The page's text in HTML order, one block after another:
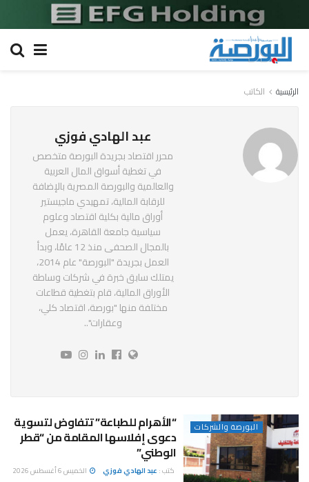
الرئيسية الكاتب
عبد الهادي فوزي
محرر اقتصاد بجريدة البورصة متخصص
في تغطية أسواق المال العربية
والعالمية والبورصة المصرية بالإضافة
للرقابة المالية، تمهيدي ماجيستير
أوراق مالية بكلية اقتصاد وعلوم
سياسية جامعة القاهرة، يعمل
بالمجال الصحفى منذ 12 عامًا، وبدأ
العمل بجريدة "البورصة" عام 2014،
يمتلك سابق خبرة في شركات وساطة
الأوراق المالية، قام بتغطية قطاعات
مختلفة منها "بورصة، اقتصاد كلي،
وعقارات"..
البورصة والشركات “الأهرام للطباعة” تتفاوض لتسوية
دعوى إفلاسها المقامة من “قطر
الوطني”
كتب : عبد الهادي فوزي الخميس 6 أغسطس 2026